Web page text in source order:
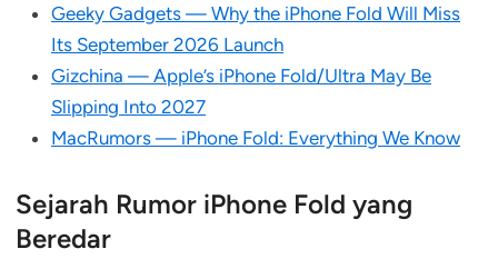
Geeky Gadgets — Why the iPhone Fold Will Miss
Its September 2026 Launch
Gizchina — Apple’s iPhone Fold/Ultra May Be
Slipping Into 2027
MacRumors — iPhone Fold: Everything We Know
Sejarah Rumor iPhone Fold yang
Beredar